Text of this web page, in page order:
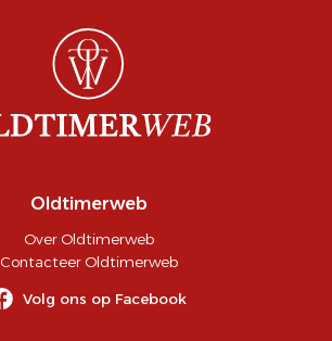
Oldtimerweb
Over Oldtimerweb
Contacteer Oldtimerweb
Volg ons op Facebook